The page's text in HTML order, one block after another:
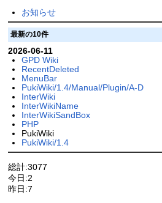
お知らせ
最新の10件
2026-06-11
GPD Wiki
RecentDeleted
MenuBar
PukiWiki/1.4/Manual/Plugin/A-D
InterWiki
InterWikiName
InterWikiSandBox
PHP
PukiWiki
PukiWiki/1.4
総計:3077
今日:2
昨日:7